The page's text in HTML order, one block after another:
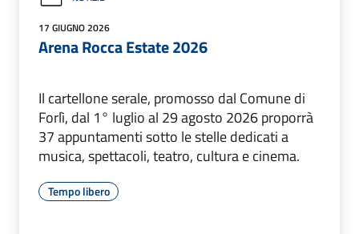
17 GIUGNO 2026
Arena Rocca Estate 2026
Il cartellone serale, promosso dal Comune di
Forlì, dal 1° luglio al 29 agosto 2026 proporrà
37 appuntamenti sotto le stelle dedicati a
musica, spettacoli, teatro, cultura e cinema.
Tempo libero